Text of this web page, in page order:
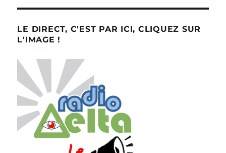
LE DIRECT, C'EST PAR ICI, CLIQUEZ SUR
L'IMAGE !